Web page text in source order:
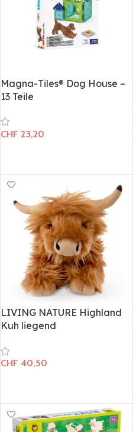
Magna-Tiles® Dog House –
13 Teile
CHF 23,20
LIVING NATURE Highland
Kuh liegend
CHF 40,50